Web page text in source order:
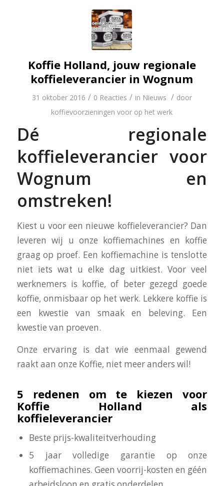
Koffie Holland, jouw regionale
koffieleverancier in Wognum
31 oktober 2016 / 0 Reacties / in Nieuws / door
koffievoorzieningen voor op het werk
Dé regionale
koffieleverancier voor
Wognum en
omstreken!
Kiest u voor een nieuwe koffieleverancier? Dan
leveren wij u onze koffiemachines en koffie
graag op proef. Een koffiemachine is tenslotte
niet iets wat u elke dag uitkiest. Voor veel
werknemers is koffie, of beter gezegd goede
koffie, onmisbaar op het werk. Lekkere koffie is
een kwestie van smaak en beleving. Een
kwestie van proeven.
Onze ervaring is dat wie eenmaal gewend
raakt aan onze Koffie, niet meer anders wil!
5 redenen om te kiezen voor
Koffie Holland als
koffieleverancier
Beste prijs-kwaliteitverhouding
5 jaar volledige garantie op onze
koffiemachines. Geen voorrij-kosten en géén